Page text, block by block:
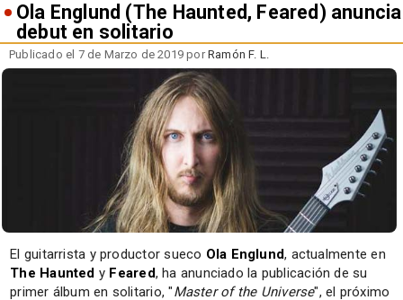
Ola Englund (The Haunted, Feared) anuncia
debut en solitario
Publicado el 7 de Marzo de 2019 porRamón F. L.
El guitarrista y productor sueco Ola Englund, actualmente en
The Haunted y Feared, ha anunciado la publicación de su
primer álbum en solitario, "Master of the Universe", el próximo